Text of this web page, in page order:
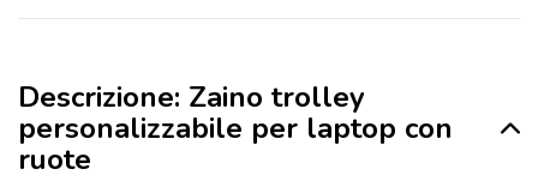
Descrizione: Zaino trolley
personalizzabile per laptop con
ruote